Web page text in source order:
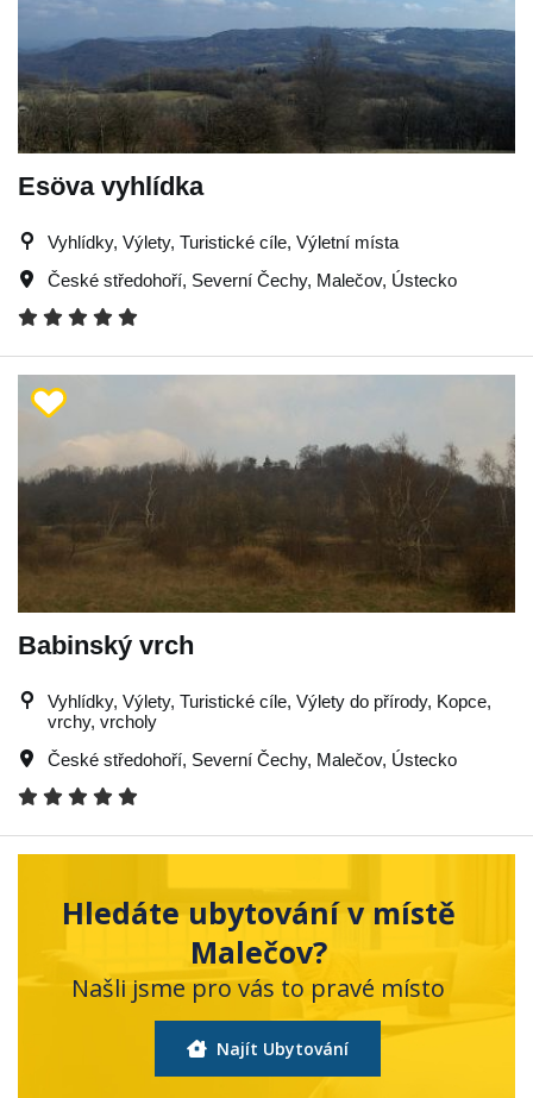
Esöva vyhlídka
Vyhlídky, Výlety, Turistické cíle, Výletní místa
České středohoří, Severní Čechy, Malečov, Ústecko
Babinský vrch
Vyhlídky, Výlety, Turistické cíle, Výlety do přírody, Kopce,
vrchy, vrcholy
České středohoří, Severní Čechy, Malečov, Ústecko
Hledáte ubytování v místě
Malečov?
Našli jsme pro vás to pravé místo
Najít Ubytování